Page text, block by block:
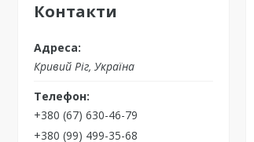
Контакти
Кривий Ріг, Україна
+380 (67) 630-46-79
+380 (99) 499-35-68